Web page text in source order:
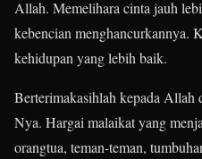
Allah. Memelihara cinta jauh
kebencian menghancurkannya.
kehidupan yang lebih baik.
Berterimakasihlah kepada Allah
Nya. Hargai malaikat yang
orangtua, teman-teman,